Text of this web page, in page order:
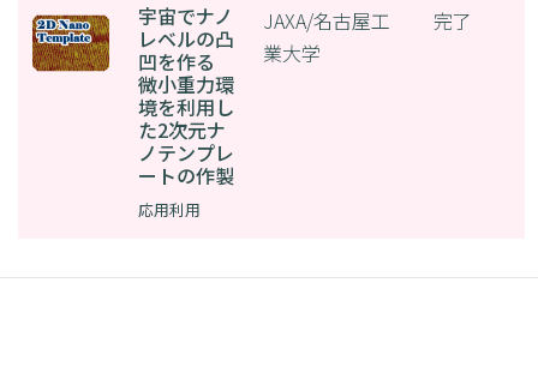
宇宙でナノ
レベルの凸
凹を作る
微小重力環
境を利用し
た2次元ナ
ノテンプレ
ートの作製
応用利用
JAXA/名古屋工
業大学
完了